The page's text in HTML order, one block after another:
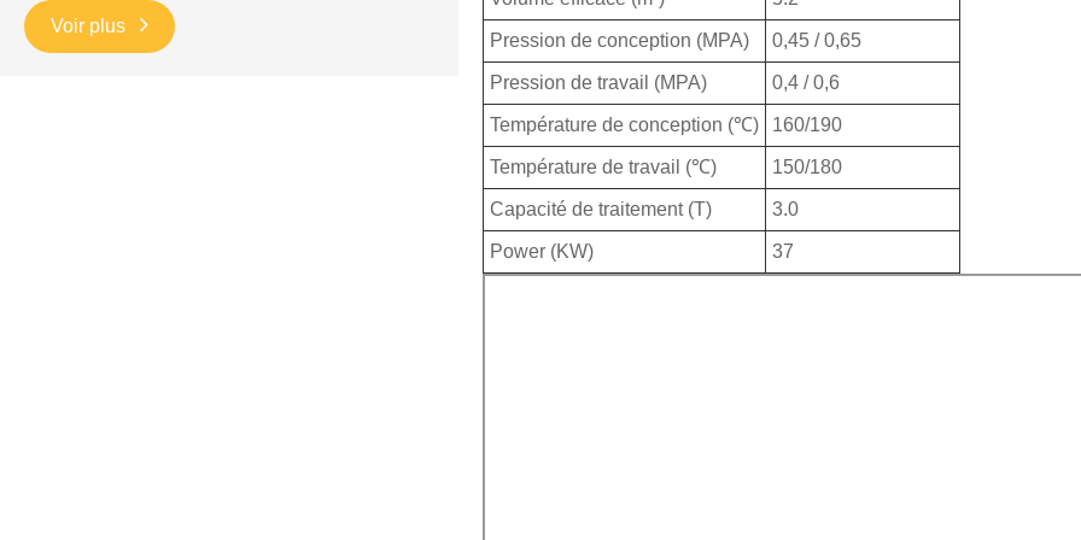
Voir plus
Pression de conception (MPA) 0,45 / 0,65
Pression de travail (MPA) 0,4 / 0,6
Température de conception (℃) 160/190
Température de travail (℃) 150/180
Capacité de traitement (T) 3.0
Power (KW) 37